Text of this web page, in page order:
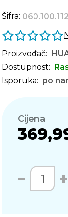
Šifra:
Proizvođač:
Dostupnost:
Isporuka: po
Cijena